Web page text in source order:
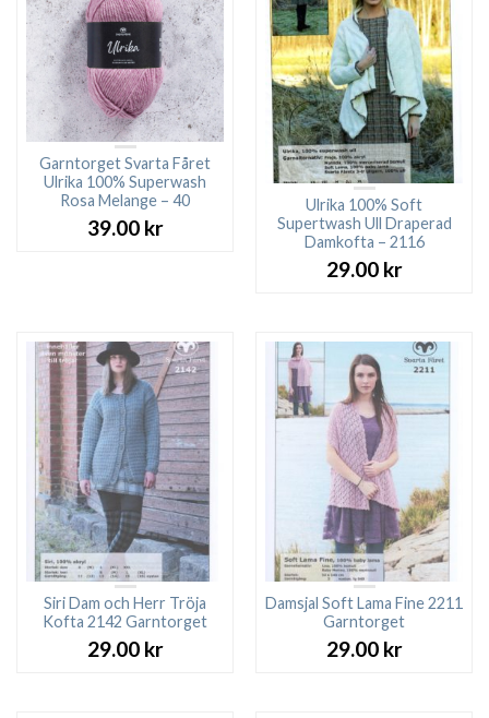
Garntorget Svarta Fåret
Ulrika 100% Superwash
Rosa Melange – 40
39.00 kr
Ulrika 100% Soft
Supertwash Ull Draperad
Damkofta – 2116
29.00 kr
Siri Dam och Herr Tröja
Kofta 2142 Garntorget
29.00 kr
Damsjal Soft Lama Fine 2211
Garntorget
29.00 kr